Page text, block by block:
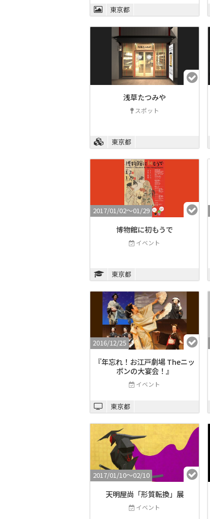
東京都
浅草たつみや
スポット
東京都
2017/01/02〜01/29
博物館に初もうで
イベント
東京都
2016/12/25
『年忘れ！お江戸劇場 Theニッ
ポンの大宴会！』
イベント
東京都
2017/01/10〜02/10
天明屋尚「形質転換」展
イベント